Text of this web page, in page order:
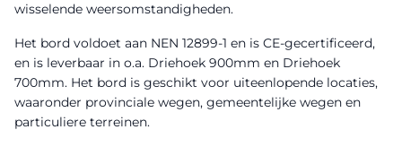
wisselende weersomstandigheden.
Het bord voldoet aan NEN 12899-1 en is CE-gecertificeerd,
en is leverbaar in o.a. Driehoek 900mm en Driehoek
700mm. Het bord is geschikt voor uiteenlopende locaties,
waaronder provinciale wegen, gemeentelijke wegen en
particuliere terreinen.